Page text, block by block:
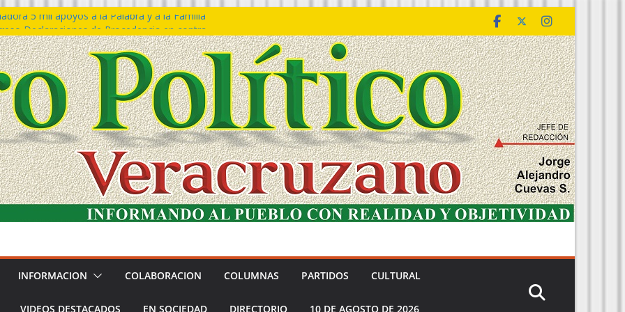
5 mil apoyos a la Palabra y a la Familia
Declaraciones de Procedencia en contra
𝙂𝙤𝙗𝙞𝙚𝙧𝙣𝙤 𝙙𝙚𝙡 𝙀𝙨𝙩𝙖𝙙𝙤 𝙖 𝙙𝙞𝙨𝙛𝙧𝙪𝙩𝙖𝙧
𝙙𝙚𝙡 𝙈𝙖𝙧 𝙚𝙣 𝘾𝙤𝙖𝙩𝙯𝙖𝙘𝙤𝙖𝙡𝙘𝙤𝙨
de policías con vocación de servicio y
SSP
Bravo rechaza acusaciones y asegura que
solicitud de desafuero
INFORMACION COLABORACION COLUMNAS PARTIDOS CULTURAL
VIDEOS DESTACADOS EN SOCIEDAD DIRECTORIO 10 DE AGOSTO DE 2026